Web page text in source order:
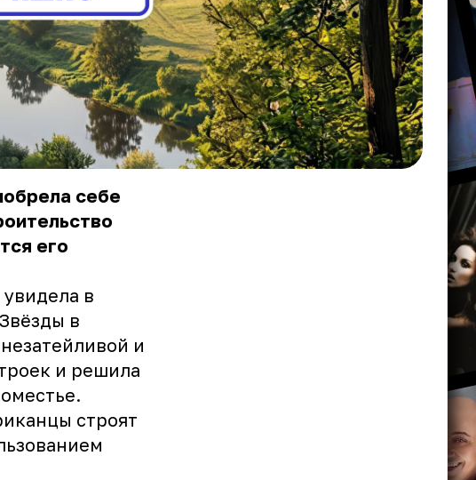
себе
его
в
в
и
и решила
строят